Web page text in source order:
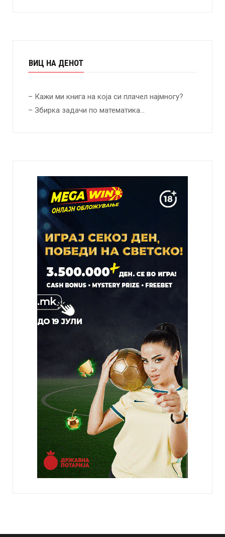
ВИЦ НА ДЕНОТ
– Кажи ми книга на која си плачел најмногу?
– Збирка задачи по математика…